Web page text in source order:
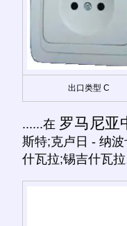
出口类型 C
......在 罗马尼亚
斯特;克卢日 - 纳
什瓦拉;锡吉什瓦拉